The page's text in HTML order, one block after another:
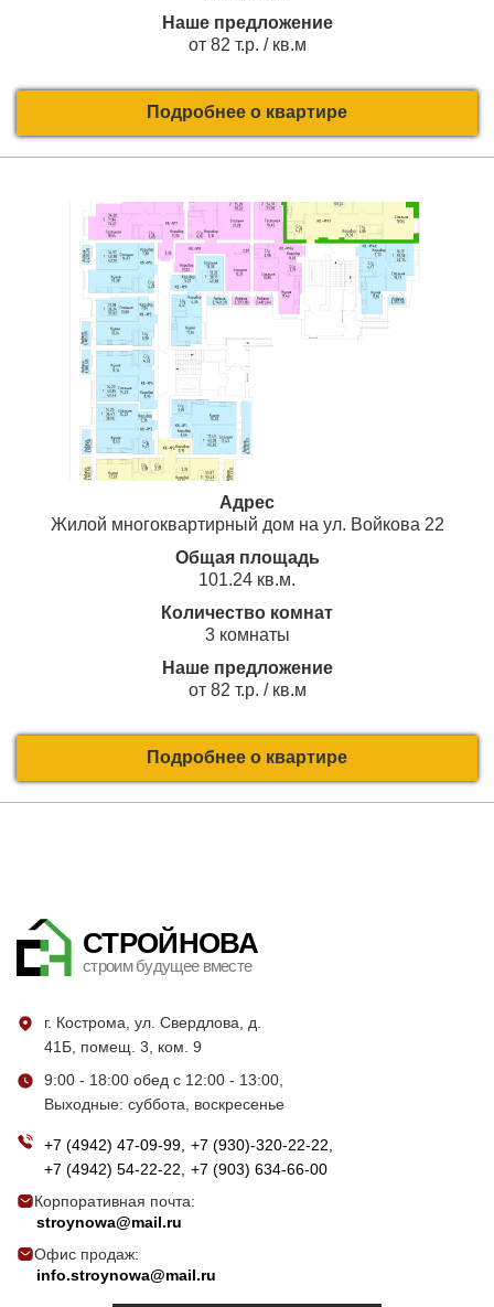
Наше предложение
от 82 т.р. / кв.м
Подробнее о квартире
Адрес
Жилой многоквартирный дом на ул. Войкова 22
Общая площадь
101.24 кв.м.
Количество комнат
3 комнаты
Наше предложение
от 82 т.р. / кв.м
Подробнее о квартире
СТРОЙНОВА
строим будущее вместе
г. Кострома, ул. Свердлова, д.
41Б, помещ. 3, ком. 9
9:00 - 18:00 обед с 12:00 - 13:00,
Выходные: суббота, воскресенье
+7 (4942) 47-09-99 +7 (930)-320-22-22
+7 (4942) 54-22-22
+7 (903) 634-66-00
Корпоративная почта:
stroynowa@mail.ru
Офис продаж:
info.stroynowa@mail.ru